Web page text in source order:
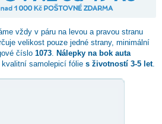
vždy v páru na levou a pravou stranu
velikost pouze jedné strany, minimální
číslo 1073
Nálepky na bok auta
kvalitní samolepicí fólie s životností 3-5 let.